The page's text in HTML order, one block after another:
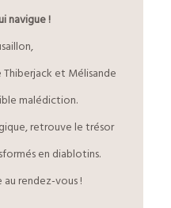
navigue !
et Mélisande
malédiction.
retrouve le trésor
en diablotins.
rendez-vous !